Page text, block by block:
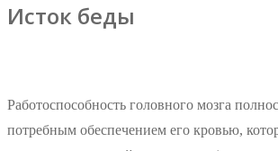
Исток беды
Работоспособность головного мозга
потребным обеспечением его кровью,